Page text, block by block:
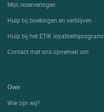
Mijn reserveringen
Hulp bij boekingen en verblijven
Hulp bij het ETIK
Contact met ons opnemen om
Over
Wie zijn wij?